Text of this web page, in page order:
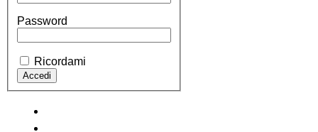
Password
Ricordami